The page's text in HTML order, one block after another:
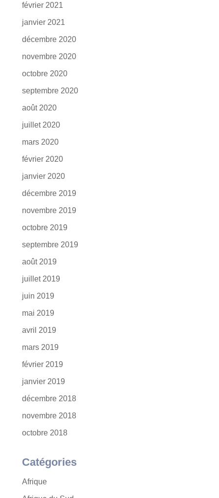
février 2021
janvier 2021
décembre 2020
novembre 2020
octobre 2020
septembre 2020
août 2020
juillet 2020
mars 2020
février 2020
janvier 2020
décembre 2019
novembre 2019
octobre 2019
septembre 2019
août 2019
juillet 2019
juin 2019
mai 2019
avril 2019
mars 2019
février 2019
janvier 2019
décembre 2018
novembre 2018
octobre 2018
Catégories
Afrique